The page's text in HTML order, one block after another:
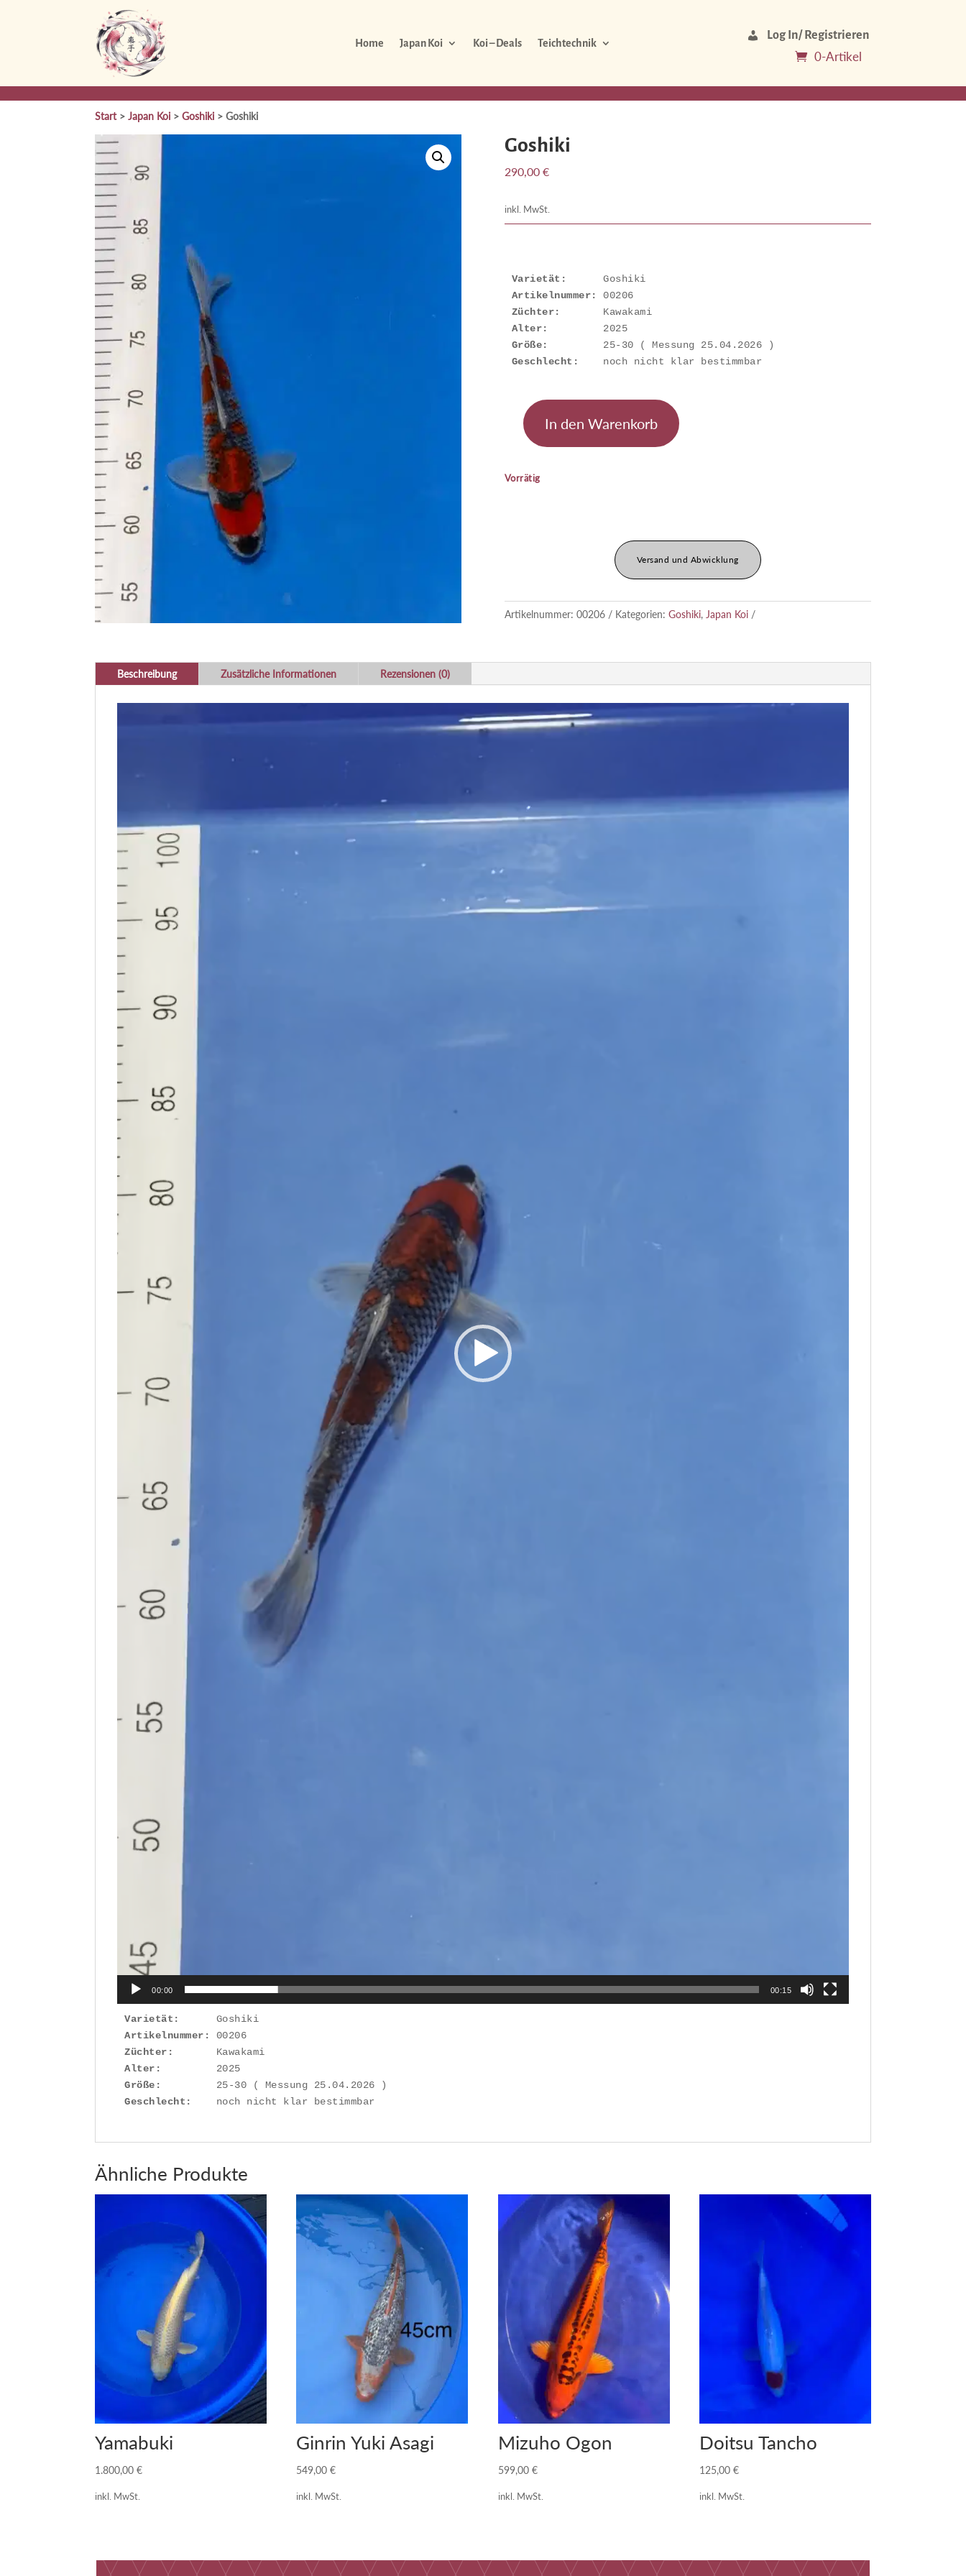
Home Japan Koi Koi – Deals Teichtechnik
Log In/ Registrieren
0-Artikel
Start> Japan Koi > Goshiki > Goshiki
Goshiki
290,00 €
inkl. MwSt.
Varietät:
Artikelnummer:
Züchter:
Alter:
Größe:
Geschlecht:
    noch nicht klar bestimmbar
Goshiki
Menge
In den Warenkorb
Vorrätig
Versand und Abwicklung
Artikelnummer: 00206 Kategorien: Goshiki, Japan Koi
Beschreibung Zusätzliche Informationen Rezensionen (0)
00:00 00:15
Varietät:
Artikelnummer:
Züchter:
Alter:
Größe:
Geschlecht:
    noch nicht klar bestimmbar
Ähnliche Produkte
Yamabuki
1.800,00 €
inkl. MwSt.
Ginrin Yuki Asagi
549,00€
inkl. MwSt.
Mizuho Ogon
599,00 €
inkl. MwSt.
Doitsu Tancho
125,00 €
inkl. MwSt.